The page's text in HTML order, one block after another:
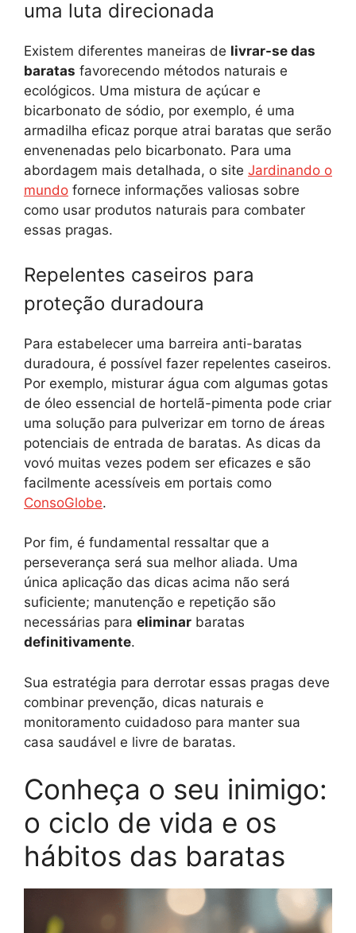
uma luta direcionada
Existem diferentes maneiras de livrar-se das
baratas favorecendo métodos naturais e
ecológicos. Uma mistura de açúcar e
bicarbonato de sódio, por exemplo, é uma
armadilha eficaz porque atrai baratas que serão
envenenadas pelo bicarbonato. Para uma
abordagem mais detalhada, o site Jardinando o
mundo fornece informações valiosas sobre
como usar produtos naturais para combater
essas pragas.
Repelentes caseiros para
proteção duradoura
Para estabelecer uma barreira anti-baratas
duradoura, é possível fazer repelentes caseiros.
Por exemplo, misturar água com algumas gotas
de óleo essencial de hortelã-pimenta pode criar
uma solução para pulverizar em torno de áreas
potenciais de entrada de baratas. As dicas da
vovó muitas vezes podem ser eficazes e são
facilmente acessíveis em portais como
ConsoGlobe.
Por fim, é fundamental ressaltar que a
perseverança será sua melhor aliada. Uma
única aplicação das dicas acima não será
suficiente; manutenção e repetição são
necessárias para eliminar baratas
definitivamente.
Sua estratégia para derrotar essas pragas deve
combinar prevenção, dicas naturais e
monitoramento cuidadoso para manter sua
casa saudável e livre de baratas.
Conheça o seu inimigo:
o ciclo de vida e os
hábitos das baratas